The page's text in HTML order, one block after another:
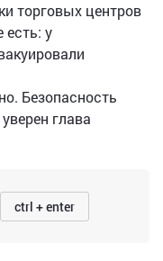
торговых центров
есть: у
Безопасность
глава
ctrl + enter